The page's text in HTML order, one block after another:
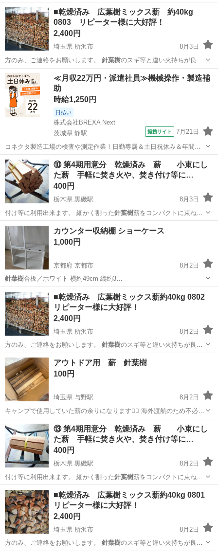
す。 写真に複…
埼玉 所沢市 その他 針葉樹
■乾燥済み 広葉樹ミックス薪 約40kg
0803 リピーター様に大好評！
2,400円
埼玉県 所沢市
8月3日
方のみ、ご連絡をお願いします。 針葉樹のスギ等と違い火持ちが良い
ので バー…
埼玉 所沢市 その他 薪割り
≪月収22万円・派遣社員≫機械操作・製造補
助
時給1,250円
日払い
株式会社BREXA Next
茨城県 静駅
提携サイト 7月21日
コネクタ製造工場の検査や測定作業！日勤専属＆土日祝休み＆年間休
日128日★クリーンルーム内作業★マイカー通勤OK＆無料駐車場あり
★就業先食堂利用可！日払い制度あり！《茨城県常陸大宮市》 人気の
工場のお仕事 ◇コネクタ製造工...
茨城 常陸大宮市 静駅 その他
⑩ 第4期用意分 乾燥済み 薪 小束にし
た薪 手軽に焚き火や、焚き付け等に…
400円
栃木県 黒磯駅
8月3日
付け等に利用出来ます。 細かく割った針葉樹薪をコンパクトに束ねた
もの★ キャ…
栃木 那須郡 黒磯駅 その他
カウンター収納棚 ショーケース
1,000円
京都府 京都市
8月2日
針葉樹
合板／ホワイト 横約49cm 縦約3…
京都 京都市 収納家具 ショーケース
■乾燥済み 広葉樹ミックス薪約40kg 0802
リピーター様に大好評！
2,400円
埼玉県 所沢市
8月2日
方のみ、ご連絡をお願いします。 針葉樹のスギ等と違い火持ちが良い
ので バー…
埼玉 所沢市 その他 薪割り
アウトドア用 薪 針葉樹
100円
埼玉県 与野駅
8月2日
キャンプで使用していた薪の余りになります🙇‍♀️ 海外渡航のため不必要
になりましたので出品いたします。 14本ほどですので、現地取りに来
ていただける方優先でお渡しいたします。
さいたま市 与野駅 その他
⑬ 第4期用意分 乾燥済み 薪 小束にし
た薪 手軽に焚き火や、焚き付け等に…
400円
栃木県 黒磯駅
8月2日
付け等に利用出来ます。 細かく割った針葉樹薪をコンパクトに束ねた
もの★ キャ…
栃木 那須郡 黒磯駅 その他 グランピング
■乾燥済み 広葉樹ミックス薪約40kg 0801
リピーター様に大好評！
2,400円
埼玉県 所沢市
8月2日
方のみ、ご連絡をお願いします。 針葉樹のスギ等と違い火持ちが良い
ので バー…